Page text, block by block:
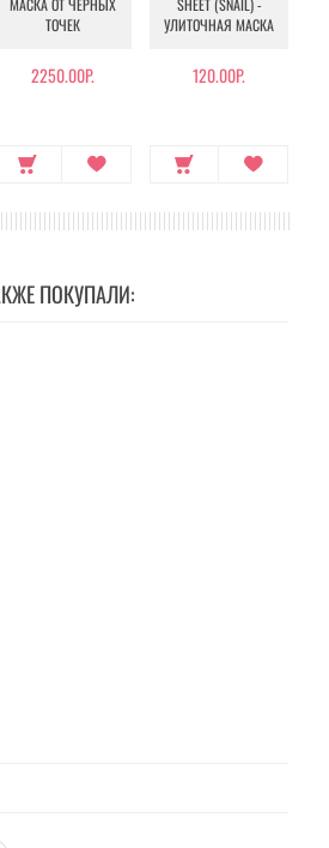
МАСКА ОТ ЧЕРНЫХ
ТОЧЕК
2250.00Р.
SHEET (SNAIL) -
УЛИТОЧНАЯ МАСКА
120.00Р.
ПОКУПАЛИ: